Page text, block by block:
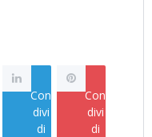
Con
divi
di
Con
divi
di